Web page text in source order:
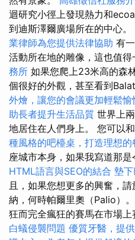
迴研究小徑上發現熱力和
到迪斯澤爾廣場所在的中心。
業律師為您提供法律協助 有
活動所在地的雕像，這也值得
務所 如果您爬上23米高的森
個很好的外觀，甚至看到
外燴，讓您的會議更加輕鬆愉
助長者提升生活品質 世界上
地居住在人們身上。 您可以
種風格的吧檯桌，打造理想的
座城市本身，如果我寫道那是
HTML語言與SEO的結合 墊
且，如果您想更多的興奮，
納，何時帕爾里奧（Palio）。
狂而完全瘋狂的賽馬在市場上
白蟻侵襲問題 優質牙醫，提